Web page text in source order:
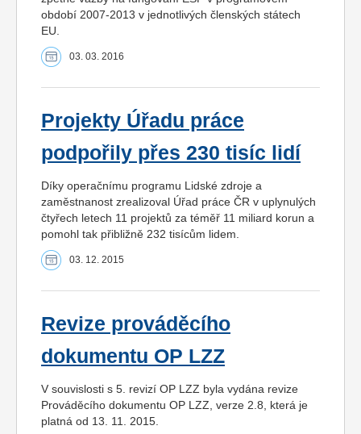
období 2007-2013 v jednotlivých členských státech
EU.
03. 03. 2016
Projekty Úřadu práce
podpořily přes 230 tisíc lidí
Díky operačnímu programu Lidské zdroje a
zaměstnanost zrealizoval Úřad práce ČR v uplynulých
čtyřech letech 11 projektů za téměř 11 miliard korun a
pomohl tak přibližně 232 tisícům lidem.
03. 12. 2015
Revize prováděcího
dokumentu OP LZZ
V souvislosti s 5. revizí OP LZZ byla vydána revize
Prováděcího dokumentu OP LZZ, verze 2.8, která je
platná od 13. 11. 2015.